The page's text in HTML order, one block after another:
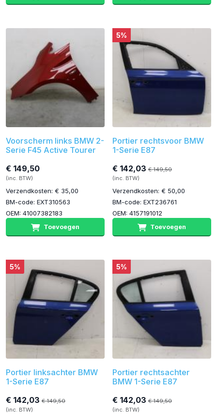
Voorscherm links BMW 2-
Serie F45 Active Tourer
€ 149,50
(inc. BTW)
Verzendkosten: € 35,00
BM-code: EXT310563
OEM: 41007382183
Toevoegen
5%
Portier rechtsvoor BMW
1-Serie E87
€ 142,03 € 149,50
(inc. BTW)
Verzendkosten: € 50,00
BM-code: EXT236761
OEM: 4157191012
Toevoegen
5%
Portier linksachter BMW
1-Serie E87
€ 142,03 € 149,50
(inc. BTW)
5%
Portier rechtsachter
BMW 1-Serie E87
€ 142,03 € 149,50
(inc. BTW)